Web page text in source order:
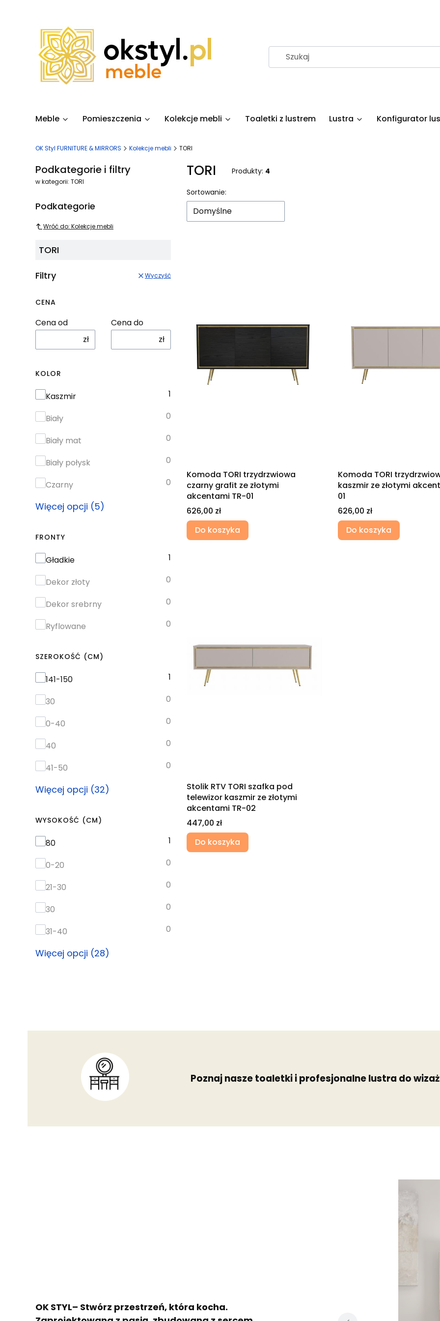
Meble Pomieszczenia Kolekcje mebli Toaletki z lustrem Lustra Konfigurator
OK Styl FURNITURE & MIRRORS Kolekcje mebli TORI
Podkategorie i filtry
w kategorii: TORI
Podkategorie
Wróć do: Kolekcje mebli
TORI
Filtry Wyczyść
CENA
Cena od
zł
Cena do
zł
KOLOR
KolorKaszmir 1
Biały 0
Biały mat 0
Biały połysk 0
Czarny 0
Więcej opcji (5)
FRONTY
Fronty
Gładkie 1
Dekor złoty 0
Dekor srebrny 0
Ryflowane 0
SZEROKOŚĆ (CM)
Szerokość (cm)
141-150 1
30 0
0-40 0
40 0
41-50 0
Więcej opcji (32)
WYSOKOŚĆ (CM)
Wysokość (cm)
80 1
0-20 0
21-30 0
30 0
31-40 0
Więcej opcji (28)
TORI Produkty: 4
Lista produktów
Sortowanie:
Domyślne
Komoda TORI trzydrzwiowa
czarny grafit ze złotymi
akcentami TR-01
Cena
626,00 zł
Do koszyka
Komoda TORI
kaszmir ze złotymi
01
Cena
626,00 zł
Do koszyka
Stolik RTV TORI szafka pod
telewizor kaszmir ze złotymi
akcentami TR-02
Cena
447,00 zł
Do koszyka
Poznaj nasze toaletki i profesjonalne lustra do
OK STYL– Stwórz przestrzeń, która kocha.